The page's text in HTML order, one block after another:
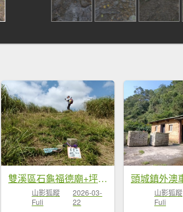
雙溪區石龜福德廟+坪溪古道+梗枋古道+叢雲山+叢雲山北峰+宜1縣縣界O型
山影狐蹤
Fuli
2026-03-
22
山影狐蹤
Fuli